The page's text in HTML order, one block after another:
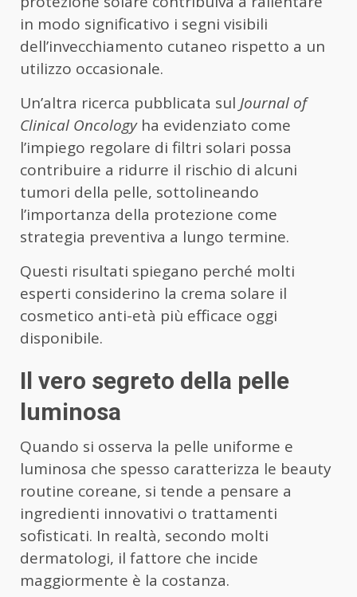
in modo significativo i segni visibili
dell’invecchiamento cutaneo rispetto a un
utilizzo occasionale.
Un’altra ricerca pubblicata sul Journal of
Clinical Oncologyha evidenziato come
l’impiego regolare di filtri solari possa
contribuire a ridurre il rischio di alcuni
tumori della pelle, sottolineando
l’importanza della protezione come
strategia preventiva a lungo termine.
Questi risultati spiegano perché molti
esperti considerino la crema solare il
cosmetico anti-età più efficace oggi
disponibile.
Il vero segreto della pelle
luminosa
Quando si osserva la pelle uniforme e
luminosa che spesso caratterizza le beauty
routine coreane, si tende a pensare a
ingredienti innovativi o trattamenti
sofisticati. In realtà, secondo molti
dermatologi, il fattore che incide
maggiormente è la costanza.